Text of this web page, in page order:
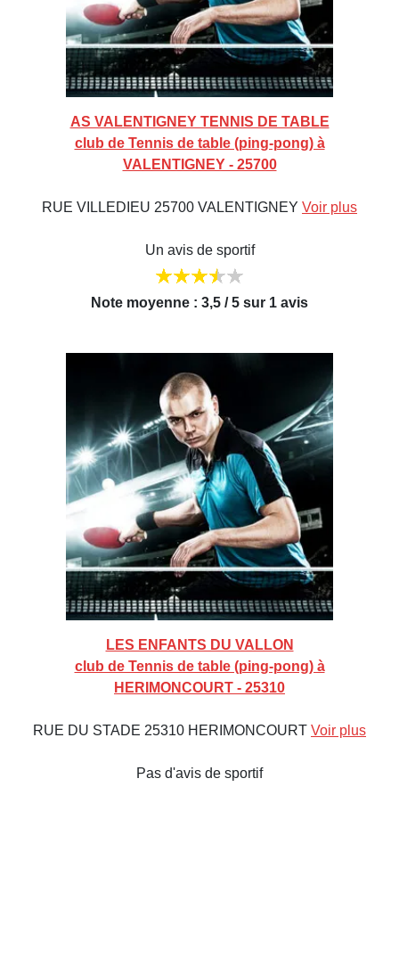
AS VALENTIGNEY TENNIS DE TABLE
club de Tennis de table (ping-pong) à
VALENTIGNEY - 25700
RUE VILLEDIEU 25700 VALENTIGNEY Voir plus
Un avis de sportif
Note moyenne : 3,5 / 5 sur 1 avis
LES ENFANTS DU VALLON
club de Tennis de table (ping-pong) à
HERIMONCOURT - 25310
RUE DU STADE 25310 HERIMONCOURT Voir plus
Pas d'avis de sportif